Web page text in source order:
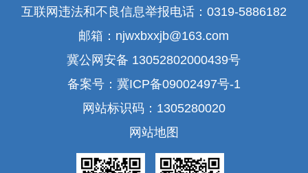
互联网违法和不良信息举报电话：0319-5886182
邮箱：njwxbxxjb@163.com
冀公网安备 13052802000439号
备案号：冀ICP备09002497号-1
网站标识码：1305280020
网站地图